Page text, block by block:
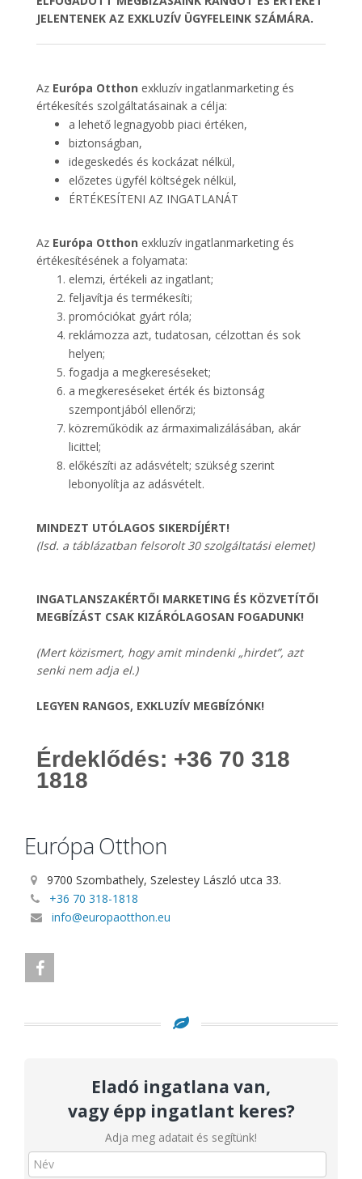
JELENTENEK AZ EXKLUZÍV ÜGYFELEINK SZÁMÁRA.
Az Európa Otthon exkluzív ingatlanmarketing és
értékesítés szolgáltatásainak a célja:
a lehető legnagyobb piaci értéken,
biztonságban,
idegeskedés és kockázat nélkül,
előzetes ügyfél költségek nélkül,
ÉRTÉKESÍTENI AZ INGATLANÁT
Az Európa Otthon exkluzív ingatlanmarketing és
értékesítésének a folyamata:
elemzi, értékeli az ingatlant;
feljavítja és termékesíti;
promóciókat gyárt róla;
reklámozza azt, tudatosan, célzottan és sok
helyen;
fogadja a megkereséseket;
a megkereséseket érték és biztonság
szempontjából ellenőrzi;
közreműködik az ármaximalizálásában, akár
licittel;
előkészíti az adásvételt; szükség szerint
lebonyolítja az adásvételt.
MINDEZT UTÓLAGOS SIKERDÍJÉRT!
(lsd. a táblázatban felsorolt 30 szolgáltatási elemet)
INGATLANSZAKÉRTŐI MARKETING ÉS KÖZVETÍTŐI
MEGBÍZÁST CSAK KIZÁRÓLAGOSAN FOGADUNK!
(Mert közismert, hogy amit mindenki „hirdet”, azt
senki nem adja el.)
LEGYEN RANGOS, EXKLUZÍV MEGBÍZÓNK!
Érdeklődés: +36 70 318
1818
Európa Otthon
9700 Szombathely, Szelestey László utca 33.
+36 70 318-1818
info@europaotthon.eu
Eladó ingatlana van,
vagy épp ingatlant keres?
Adja meg adatait és segítünk!